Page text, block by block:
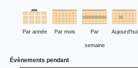
Par année Par mois Par
semaine
Aujourd'hui
Évènements pendant